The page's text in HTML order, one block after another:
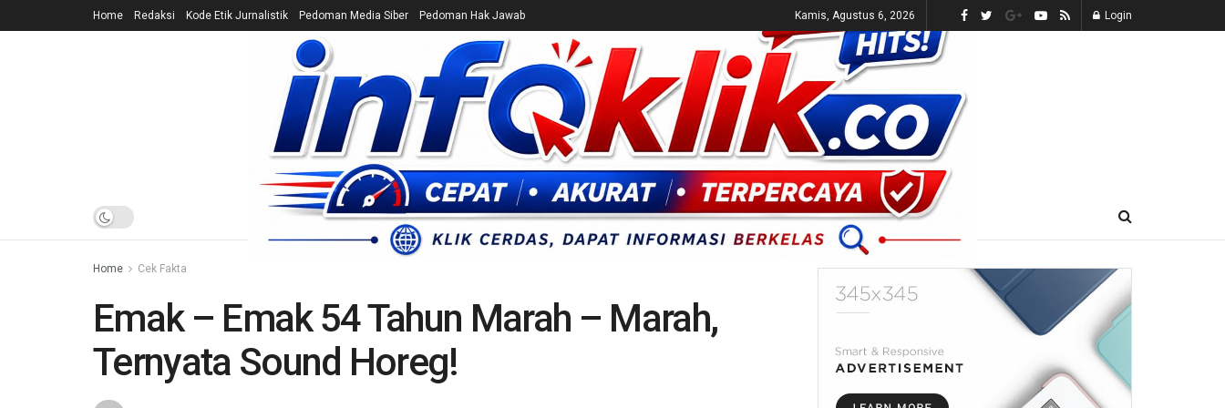
Home Redaksi Kode Etik Jurnalistik Pedoman Media Siber Pedoman Hak Jawab Kamis, Agustus 6, 2026 Login
HOME NEWS CEK FAKTA ENTERTAINMENT BREAKING NEWS UMUM E-KORAN LIVE TV
Home Cek Fakta
Emak – Emak 54 Tahun Marah – Marah,
Ternyata Sound Horeg!